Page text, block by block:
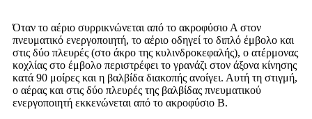
Όταν το αέριο συρρικνώνεται από το ακροφύσιο Α στον
πνευματικό ενεργοποιητή, το αέριο οδηγεί το διπλό έμβολο και
στις δύο πλευρές (στο άκρο της κυλινδροκεφαλής), ο ατέρμονας
κοχλίας στο έμβολο περιστρέφει το γρανάζι στον άξονα κίνησης
κατά 90 μοίρες και η βαλβίδα διακοπής ανοίγει. Αυτή τη στιγμή,
ο αέρας και στις δύο πλευρές της βαλβίδας πνευματικού
ενεργοποιητή εκκενώνεται από το ακροφύσιο Β.